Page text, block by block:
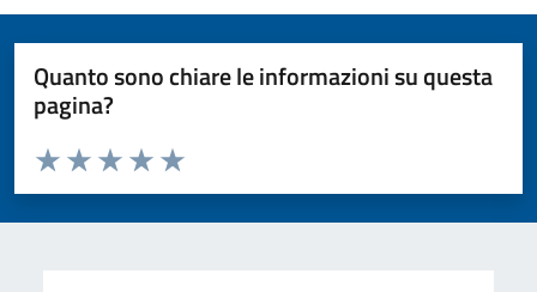
Quanto sono chiare le informazioni su questa
pagina?
Valuta da 1 a 5 stelle la pagina
Valuta 5 stelle su 5
Valuta 4 stelle su 5
Valuta 3 stelle su 5
Valuta 2 stelle su 5
Valuta 1 stelle su 5